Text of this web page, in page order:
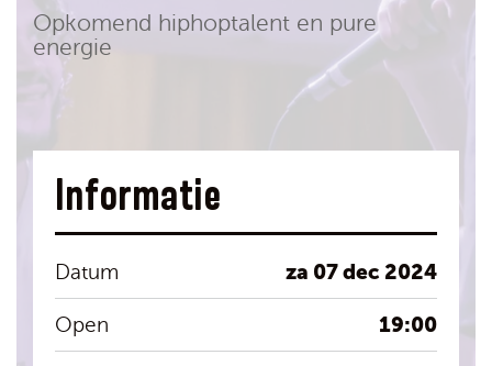
Opkomend hiphoptalent en pure
energie
Informatie
Datum za 07 dec 2024
Open 19:00